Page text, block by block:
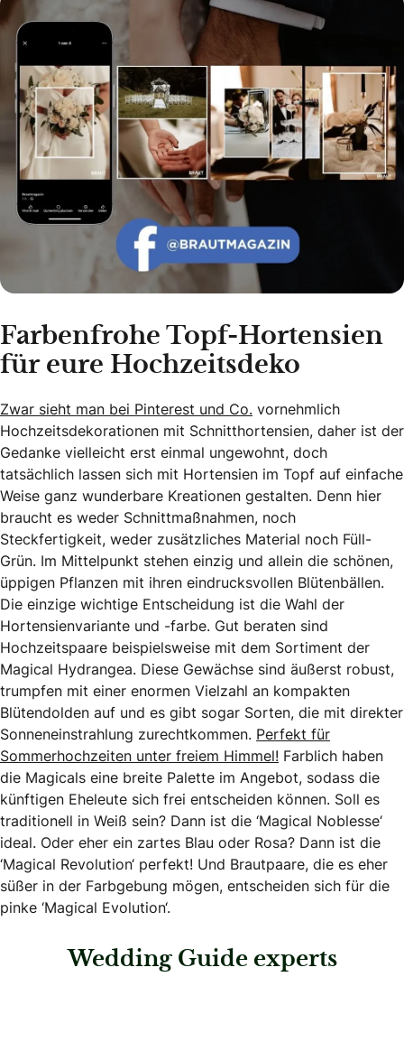
Farbenfrohe Topf-Hortensien
für eure Hochzeitsdeko
Zwar sieht man bei Pinterest und Co. vornehmlich
Hochzeitsdekorationen mit Schnitthortensien, daher ist der
Gedanke vielleicht erst einmal ungewohnt, doch
tatsächlich lassen sich mit Hortensien im Topf auf einfache
Weise ganz wunderbare Kreationen gestalten. Denn hier
braucht es weder Schnittmaßnahmen, noch
Steckfertigkeit, weder zusätzliches Material noch Füll-
Grün. Im Mittelpunkt stehen einzig und allein die schönen,
üppigen Pflanzen mit ihren eindrucksvollen Blütenbällen.
Die einzige wichtige Entscheidung ist die Wahl der
Hortensienvariante und -farbe. Gut beraten sind
Hochzeitspaare beispielsweise mit dem Sortiment der
Magical Hydrangea. Diese Gewächse sind äußerst robust,
trumpfen mit einer enormen Vielzahl an kompakten
Blütendolden auf und es gibt sogar Sorten, die mit direkter
Sonneneinstrahlung zurechtkommen. Perfekt für
Sommerhochzeiten unter freiem Himmel! Farblich haben
die Magicals eine breite Palette im Angebot, sodass die
künftigen Eheleute sich frei entscheiden können. Soll es
traditionell in Weiß sein? Dann ist die ‘Magical Noblesse‘
ideal. Oder eher ein zartes Blau oder Rosa? Dann ist die
‘Magical Revolution‘ perfekt! Und Brautpaare, die es eher
süßer in der Farbgebung mögen, entscheiden sich für die
pinke ‘Magical Evolution‘.
Wedding Guide experts